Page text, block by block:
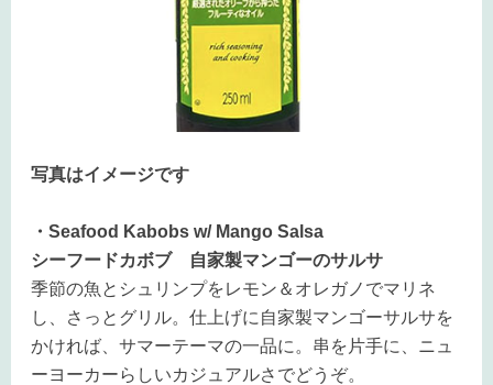
写真はイメージです
・Seafood Kabobs w/ Mango Salsa
シーフードカボブ 自家製マンゴーのサルサ
季節の魚とシュリンプをレモン＆オレガノでマリネ
し、さっとグリル。仕上げに自家製マンゴーサルサを
かければ、サマーテーマの一品に。串を片手に、ニュ
ーヨーカーらしいカジュアルさでどうぞ。